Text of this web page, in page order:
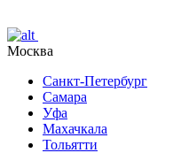
Москва
Санкт-Петербург
Самара
Уфа
Махачкала
Тольятти